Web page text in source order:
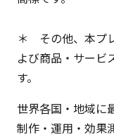
＊ その他、本プ
よび商品・サービ
す。
世界各国・地域に
制作・運用・効果